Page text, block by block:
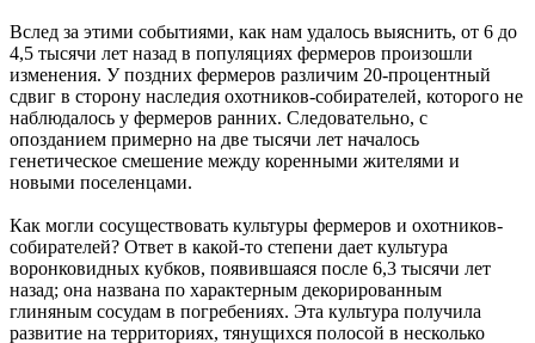
Вслед за этими событиями, как нам удалось выяснить, от 6 до
4,5 тысячи лет назад в популяциях фермеров произошли
изменения. У поздних фермеров различим 20-процентный
сдвиг в сторону наследия охотников-собирателей, которого не
наблюдалось у фермеров ранних. Следовательно, с
опозданием примерно на две тысячи лет началось
генетическое смешение между коренными жителями и
новыми поселенцами.
Как могли сосуществовать культуры фермеров и охотников-
собирателей? Ответ в какой-то степени дает культура
воронковидных кубков, появившаяся после 6,3 тысячи лет
назад; она названа по характерным декорированным
глиняным сосудам в погребениях. Эта культура получила
развитие на территориях, тянущихся полосой в несколько